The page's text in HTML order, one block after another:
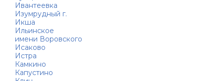
Ивантеевка
Изумрудный г.
Икша
Ильинское
имени Воровского
Исаково
Истра
Камкино
Капустино